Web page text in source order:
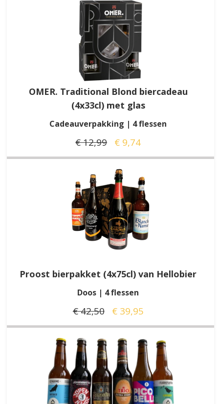
OMER. Traditional Blond biercadeau
(4x33cl) met glas
Cadeauverpakking | 4 flessen
€ 12,99 € 9,74
Proost bierpakket (4x75cl) van Hellobier
Doos | 4 flessen
€ 42,50 € 39,95